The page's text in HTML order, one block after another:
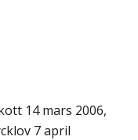
14 mars 2006,
7 april